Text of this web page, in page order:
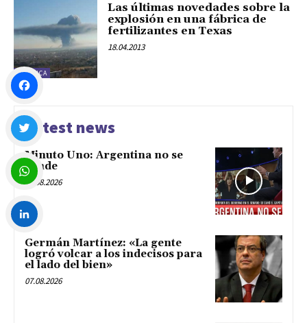
POLÍTICA
Las últimas novedades sobre la
explosión en una fábrica de
fertilizantes en Texas
18.04.2013
Latest news
Minuto Uno: Argentina no se
vende
07.08.2026
Germán Martínez: «La gente
logró volcar a los indecisos para
el lado del bien»
07.08.2026
Facebook
Twitter
WhatsApp
LinkedIn